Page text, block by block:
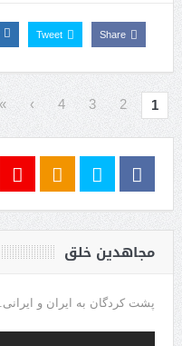
Share
Tweet
1
2
3
4
›
»
مجاهدین خلق
پشت کردگان به ایران و ایرانی.